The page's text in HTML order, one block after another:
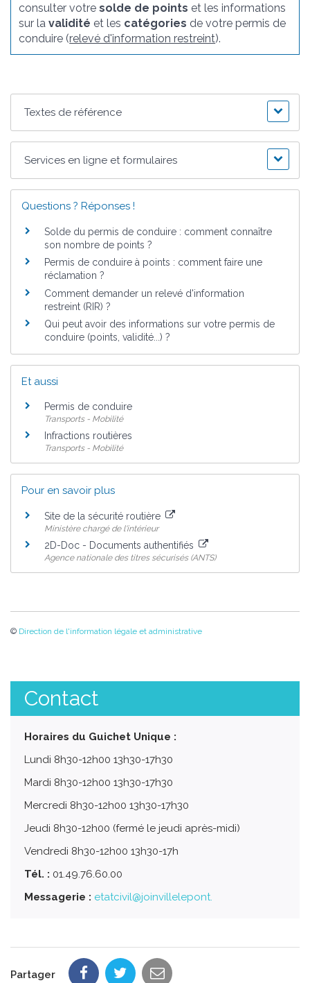
consulter votresolde de points et les informations
sur lavalidité et les catégories de votre permis de
conduire (relevé d'information restreint).
Textes de référence
Services en ligne et formulaires
Questions ? Réponses !
Solde du permis de conduire : comment connaître
son nombre de points ?
Permis de conduire à points : comment faire une
réclamation ?
Comment demander un relevé d'information
restreint (RIR) ?
Qui peut avoir des informations sur votre permis de
conduire (points, validité...) ?
Et aussi
Permis de conduire
Transports - Mobilité
Infractions routières
Transports - Mobilité
Pour en savoir plus
Site de la sécurité routière
Ministère chargé de l'intérieur
2D-Doc - Documents authentifiés
Agence nationale des titres sécurisés (ANTS)
© Direction de l'information légale et administrative
Contact
Horaires du Guichet Unique :
Lundi 8h30-12h00 13h30-17h30
Mardi 8h30-12h00 13h30-17h30
Mercredi 8h30-12h00 13h30-17h30
Jeudi 8h30-12h00 (fermé le jeudi après-midi)
Vendredi 8h30-12h00 13h30-17h
Tél. : 01.49.76.60.00
Messagerie : etatcivil@joinvillelepont.
Partager